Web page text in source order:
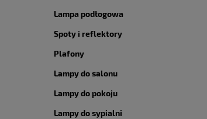
Lampa podłogowa
Spoty i reflektory
Plafony
Lampy do salonu
Lampy do pokoju
Lampy do sypialni